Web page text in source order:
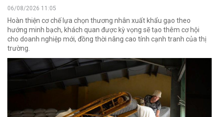
06/08/2026 11:05
Hoàn thiện cơ chế lựa chọn thương nhân xuất khẩu gạo theo
hướng minh bạch, khách quan được kỳ vọng sẽ tạo thêm cơ hội
cho doanh nghiệp mới, đồng thời nâng cao tính cạnh tranh của thị
trường.